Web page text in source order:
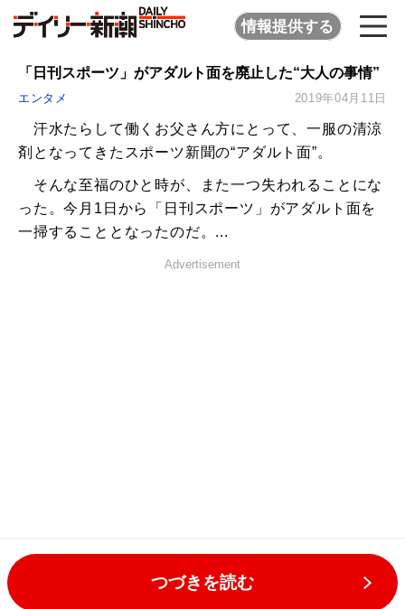
情報提供する
「日刊スポーツ」がアダルト面を廃止した“大人の事情”
エンタメ 2019年04月11日
汗水たらして働くお父さん方にとって、一服の清涼
剤となってきたスポーツ新聞の“アダルト面”。
そんな至福のひと時が、また一つ失われることにな
った。今月1日から「日刊スポーツ」がアダルト面を
一掃することとなったのだ。...
Advertisement
つづきを読む